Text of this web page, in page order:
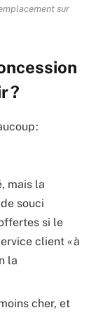
sur
?
:
mais la
souci
si le
client « à
la
cher, et